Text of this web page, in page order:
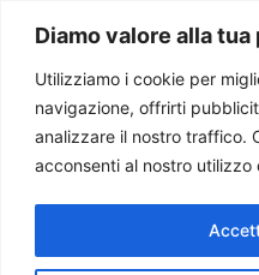
Diamo valore alla
Utilizziamo i cookie per
navigazione, offrirti
analizzare il nostro traffico.
acconsenti al nostro utilizzo
Paolo
Tag:
I 100 anni
L’incontro